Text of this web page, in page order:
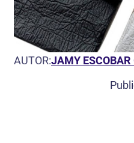
AUTOR:JAMY ESCOBAR